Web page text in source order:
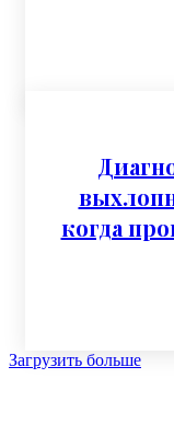
когда
Загрузить больше